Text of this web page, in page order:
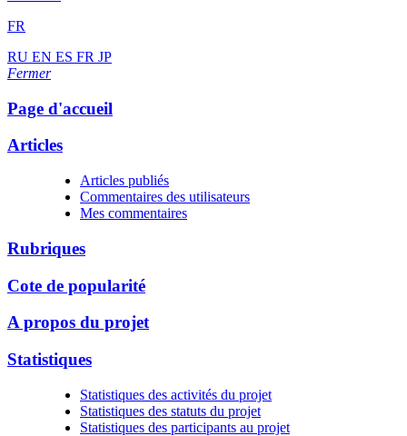
FR
RU EN ES FR JP
Fermer
Page d'accueil
Articles
Articles publiés
Commentaires des utilisateurs
Mes commentaires
Rubriques
Cote de popularité
A propos du projet
Statistiques
Statistiques des activités du projet
Statistiques des statuts du projet
Statistiques des participants au projet